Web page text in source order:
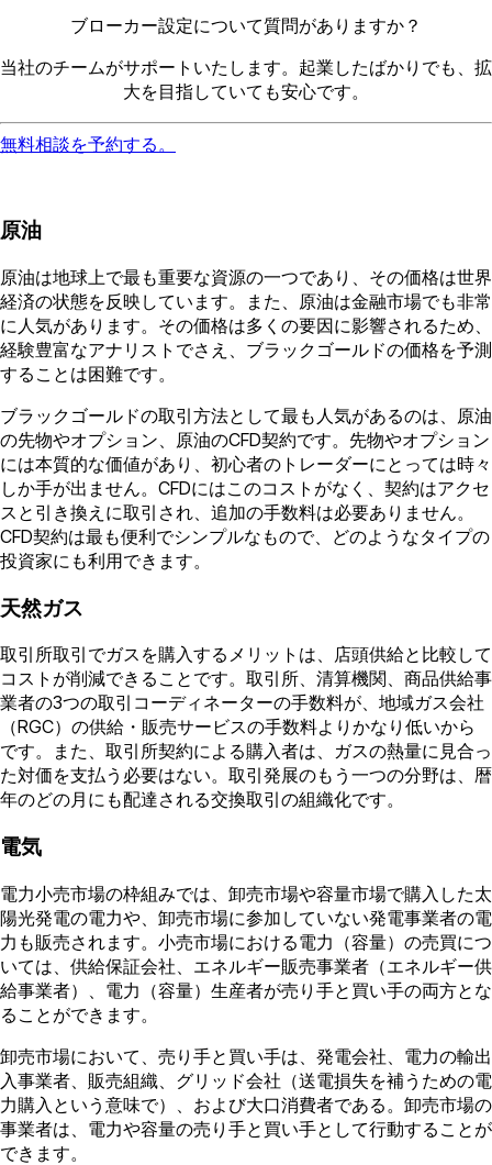
ブローカー設定について質問がありますか？
当社のチームがサポートいたします。起業したばかりでも、拡
大を目指していても安心です。
無料相談を予約する。
原油
原油は地球上で最も重要な資源の一つであり、その価格は世界
経済の状態を反映しています。また、原油は金融市場でも非常
に人気があります。その価格は多くの要因に影響されるため、
経験豊富なアナリストでさえ、ブラックゴールドの価格を予測
することは困難です。
ブラックゴールドの取引方法として最も人気があるのは、原油
の先物やオプション、原油のCFD契約です。先物やオプション
には本質的な価値があり、初心者のトレーダーにとっては時々
しか手が出ません。CFDにはこのコストがなく、契約はアクセ
スと引き換えに取引され、追加の手数料は必要ありません。
CFD契約は最も便利でシンプルなもので、どのようなタイプの
投資家にも利用できます。
天然ガス
取引所取引でガスを購入するメリットは、店頭供給と比較して
コストが削減できることです。取引所、清算機関、商品供給事
業者の3つの取引コーディネーターの手数料が、地域ガス会社
（RGC）の供給・販売サービスの手数料よりかなり低いから
です。また、取引所契約による購入者は、ガスの熱量に見合っ
た対価を支払う必要はない。取引発展のもう一つの分野は、暦
年のどの月にも配達される交換取引の組織化です。
電気
電力小売市場の枠組みでは、卸売市場や容量市場で購入した太
陽光発電の電力や、卸売市場に参加していない発電事業者の電
力も販売されます。小売市場における電力（容量）の売買につ
いては、供給保証会社、エネルギー販売事業者（エネルギー供
給事業者）、電力（容量）生産者が売り手と買い手の両方とな
ることができます。
卸売市場において、売り手と買い手は、発電会社、電力の輸出
入事業者、販売組織、グリッド会社（送電損失を補うための電
力購入という意味で）、および大口消費者である。卸売市場の
事業者は、電力や容量の売り手と買い手として行動することが
できます。